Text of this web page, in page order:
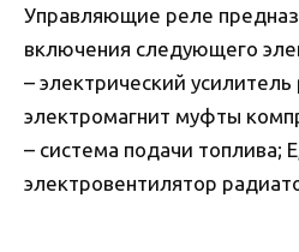
Управляющие реле
включения следующего
– электрический усилитель
электромагнит муфты
– система подачи топлива;
электровентилятор